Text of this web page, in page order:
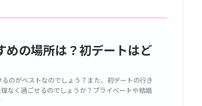
めの場所は？初デートはど
のがベストなのでしょう？また、初デートの行き
なく過ごせるのでしょうか？プライベートや結婚